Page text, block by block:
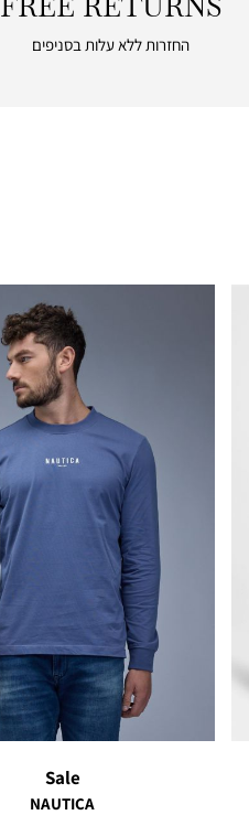
|
returns
החזרות ללא עלות בסניפים
Sale
NAUTICA